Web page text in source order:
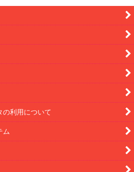
の利用について
ム